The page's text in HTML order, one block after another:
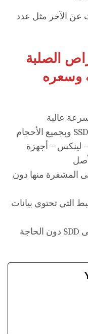
عن الآخر مثل عدد
الصلبة
وسعره
لينكس – أجهزة
المشفرة منها دون
التي تحتوي بيانات
6- يقوم بتحويل الكمبيوتر من HDD الى SDD دون الحاجة